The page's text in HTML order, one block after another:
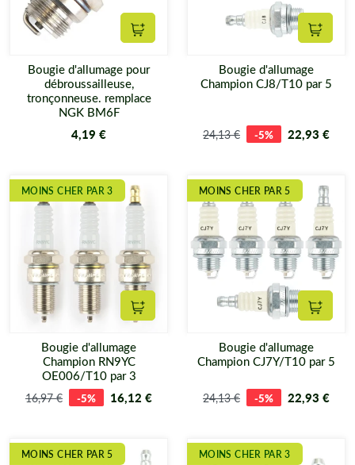
Ajouter au panier
Bougie d'allumage pour
débroussailleuse,
tronçonneuse. remplace
NGK BM6F
4,19 €
Bougie d'allumage
Champion CJ8/T10 par 5
24,13 € -5% 22,93 €
MOINS CHER PAR 3
Ajouter au panier
Bougie d'allumage
Champion RN9YC
OE006/T10 par 3
16,97 € -5% 16,12 €
MOINS CHER PAR 5
Bougie d'allumage
Champion CJ7Y/T10 par 5
24,13 € -5% 22,93 €
MOINS CHER PAR 5 MOINS CHER PAR 3